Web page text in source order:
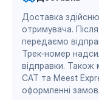
знижений
15–30%
підвищена
зносостійкість
стабільні
температурах
Advanced
DS/EN ISO
якості для
BS EN ISO
менеджменту
промисловості
Доставка
отримувача.
передаємо
Трек-номер
відправки.
САТ та Meest
оформленні